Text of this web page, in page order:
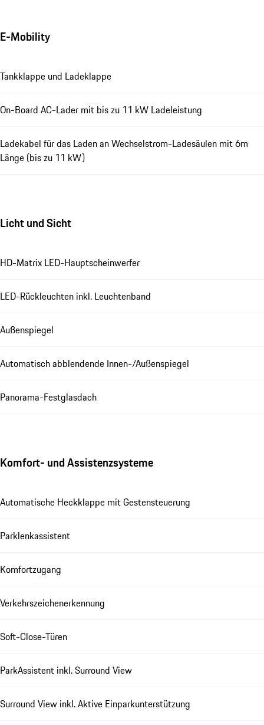
E-Mobility
Tankklappe und Ladeklappe
On-Board AC-Lader mit bis zu 11 kW Ladeleistung
Ladekabel für das Laden an Wechselstrom-Ladesäulen mit 6m
Länge (bis zu 11 kW)
Licht und Sicht
HD-Matrix LED-Hauptscheinwerfer
LED-Rückleuchten inkl. Leuchtenband
Außenspiegel
Automatisch abblendende Innen-/Außenspiegel
Panorama-Festglasdach
Komfort- und Assistenzsysteme
Automatische Heckklappe mit Gestensteuerung
Parklenkassistent
Komfortzugang
Verkehrszeichenerkennung
Soft-Close-Türen
ParkAssistent inkl. Surround View
Surround View inkl. Aktive Einparkunterstützung